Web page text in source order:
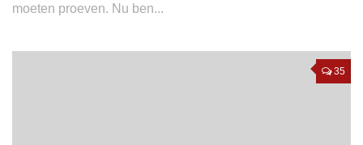
moeten proeven. Nu ben...
35